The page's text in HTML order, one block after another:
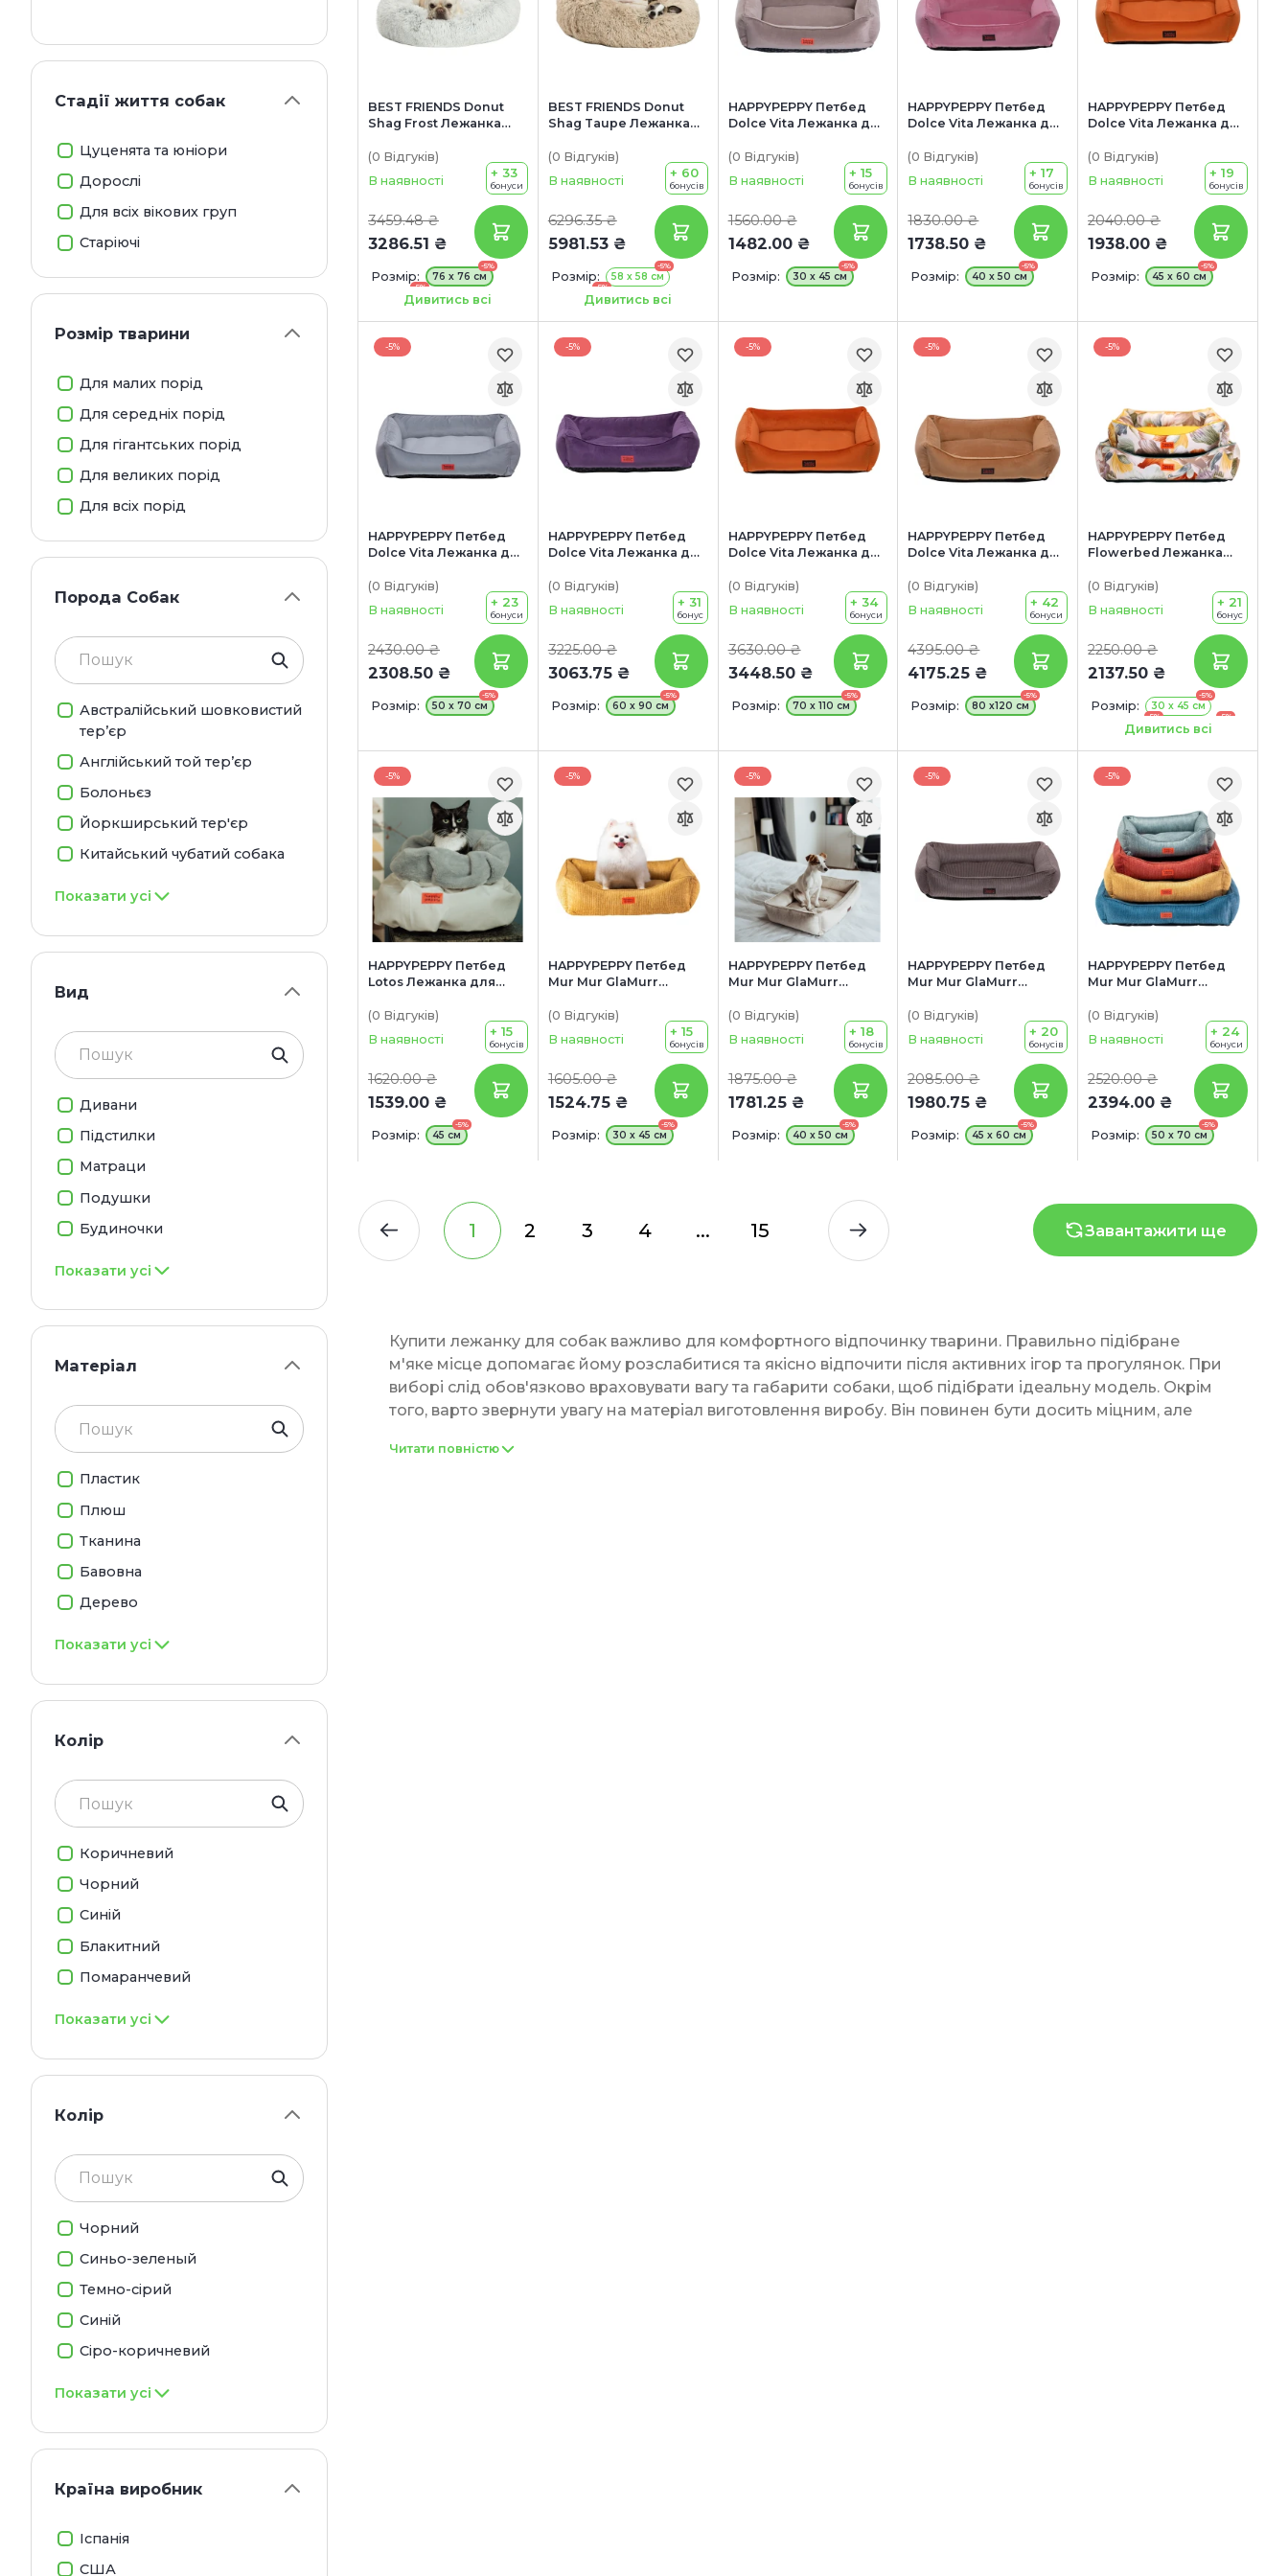
Стадії життя собак
Цуценята та юніори
Дорослі
Для всіх вікових груп
Старіючі
Розмір тварини
Для малих порід
Для середніх порід
Для гігантських порід
Для великих порід
Для всіх порід
Порода Собак
Австралійський шовковистий
тер’єр
Англійський той тер’єр
Болоньєз
Йоркширський тер'єр
Китайський чубатий собака
Показати усі
Вид
Дивани
Підстилки
Матраци
Подушки
Будиночки
Показати усі
Матеріал
Пластик
Плюш
Тканина
Бавовна
Дерево
Показати усі
Колір
Коричневий
Чорний
Синій
Блакитний
Помаранчевий
Показати усі
Колір
Чорний
Синьо-зеленый
Темно-сірий
Синій
Сіро-коричневий
Показати усі
Країна виробник
Іспанія
США
BEST FRIENDS Donut
Shag Frost Лежанка
іній
(0 Відгуків)
В наявності
3459.48 ₴
3286.51 ₴
+ 33
бонуси
Розмір:
-5%
76 х 76 см
-5%
91х91 смДивитись всі
BEST FRIENDS Donut
Shag Taupe Лежанка
елегантність
(0 Відгуків)
В наявності
6296.35 ₴
5981.53 ₴
+ 60
бонусів
Розмір:
-5%
58 х 58 см
-5%
91х91 смДивитись всі
HAPPYPEPPY Петбед
Dolce Vita Лежанка для
(0 Відгуків)
В наявності
1560.00 ₴
1482.00 ₴
+ 15
бонусів
Розмір:
-5%
30 х 45 см
HAPPYPEPPY Петбед
Dolce Vita Лежанка для
(0 Відгуків)
В наявності
1830.00 ₴
1738.50 ₴
+ 17
бонусів
Розмір:
-5%
40 х 50 см
HAPPYPEPPY Петбед
Dolce Vita Лежанка для
(0 Відгуків)
В наявності
2040.00 ₴
1938.00 ₴
+ 19
бонусів
Розмір:
-5%
45 х 60 см
-5%
HAPPYPEPPY Петбед
Dolce Vita Лежанка для
(0 Відгуків)
В наявності
2430.00 ₴
2308.50 ₴
+ 23
бонуси
Розмір:
-5%
50 х 70 см
-5%
HAPPYPEPPY Петбед
Dolce Vita Лежанка для
(0 Відгуків)
В наявності
3225.00 ₴
3063.75 ₴
+ 31
бонус
Розмір:
-5%
60 х 90 см
-5%
HAPPYPEPPY Петбед
Dolce Vita Лежанка для
(0 Відгуків)
В наявності
3630.00 ₴
3448.50 ₴
+ 34
бонуси
Розмір:
-5%
70 х 110 см
-5%
HAPPYPEPPY Петбед
Dolce Vita Лежанка для
(0 Відгуків)
В наявності
4395.00 ₴
4175.25 ₴
+ 42
бонуси
Розмір:
-5%
80 х120 см
-5%
HAPPYPEPPY Петбед
Flowerbed Лежанка
(0 Відгуків)
В наявності
2250.00 ₴
2137.50 ₴
+ 21
бонус
Розмір:
-5%
30 х 45 см
-5%
40 х 50 см
-5%
45 х 60 см
Дивитись всі
-5%
HAPPYPEPPY Петбед
Lotos Лежанка для
(0 Відгуків)
В наявності
1620.00 ₴
1539.00 ₴
+ 15
бонусів
Розмір:
-5%
45 см
-5%
HAPPYPEPPY Петбед
Mur Mur GlaMurr
(0 Відгуків)
В наявності
1605.00 ₴
1524.75 ₴
+ 15
бонусів
Розмір:
-5%
30 х 45 см
-5%
HAPPYPEPPY Петбед
Mur Mur GlaMurr
(0 Відгуків)
В наявності
1875.00 ₴
1781.25 ₴
+ 18
бонусів
Розмір:
-5%
40 х 50 см
-5%
HAPPYPEPPY Петбед
Mur Mur GlaMurr
(0 Відгуків)
В наявності
2085.00 ₴
1980.75 ₴
+ 20
бонусів
Розмір:
-5%
45 х 60 см
-5%
HAPPYPEPPY Петбед
Mur Mur GlaMurr
(0 Відгуків)
В наявності
2520.00 ₴
2394.00 ₴
+ 24
бонуси
Розмір:
-5%
50 х 70 см
1 2 3 4 ... 15 Завантажити ще
Купити лежанку для собак важливо для комфортного відпочинку тварини. Правильно підібране
м'яке місце допомагає йому розслабитися та якісно відпочити після активних ігор та прогулянок. При
виборі слід обов'язково враховувати вагу та габарити собаки, щоб підібрати ідеальну модель. Окрім
того, варто звернути увагу на матеріал виготовлення виробу. Він повинен бути досить міцним, але
підібрати оптимальний варіант для улюбленця.
Читати повністю